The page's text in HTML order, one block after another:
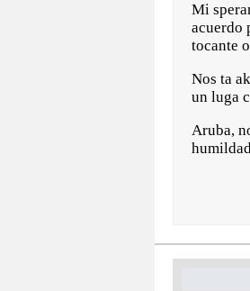
Mi
acuerdo
tocante
Nos ta
un luga
Aruba,